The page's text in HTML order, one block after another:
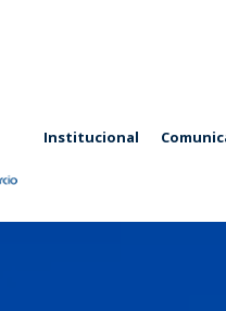
Institucional